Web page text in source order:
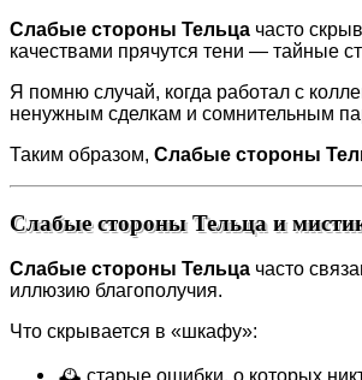
Слабые стороны Тельца часто
качествами прячутся тени — тайные
Я помню случай, когда работал с
ненужным сделкам и сомнительным
Таким образом, Слабые стороны
Слабые стороны Тельца и
Слабые стороны Тельца часто
иллюзию благополучия.
Что скрывается в «шкафу»: